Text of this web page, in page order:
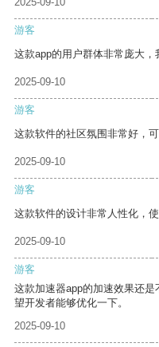
游客
这款app的用户群体非常庞大，
2025-09-10
游客
这款软件的社区氛围非常好，
2025-09-10
游客
这款软件的设计非常人性化，使
2025-09-10
游客
这款加速器app的加速效果还
望开发者能够优化一下。
2025-09-10